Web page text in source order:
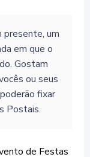
presente, um
em que o
Gostam
ou seus
fixar
Postais.
de Festas